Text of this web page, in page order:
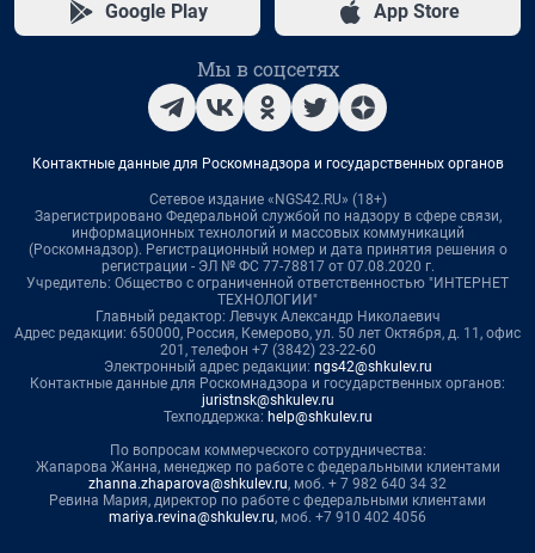
Google Play App Store
Мы в соцсетях
Контактные данные для Роскомнадзора и государственных органов
Сетевое издание «NGS42.RU» (18+)
Зарегистрировано Федеральной службой по надзору в сфере связи,
информационных технологий и массовых коммуникаций
(Роскомнадзор). Регистрационный номер и дата принятия решения о
регистрации - ЭЛ № ФС 77-78817 от 07.08.2020 г.
Учредитель: Общество с ограниченной ответственностью "ИНТЕРНЕТ
ТЕХНОЛОГИИ"
Главный редактор: Левчук Александр Николаевич
Адрес редакции: 650000, Россия, Кемерово, ул. 50 лет Октября, д. 11, офис
201, телефон +7 (3842) 23-22-60
Электронный адрес редакции: ngs42@shkulev.ru
Контактные данные для Роскомнадзора и государственных органов:
juristnsk@shkulev.ru
Техподдержка: help@shkulev.ru
По вопросам коммерческого сотрудничества:
Жапарова Жанна, менеджер по работе с федеральными клиентами
zhanna.zhaparova@shkulev.ru, моб. + 7 982 640 34 32
Ревина Мария, директор по работе с федеральными клиентами
mariya.revina@shkulev.ru, моб. +7 910 402 4056